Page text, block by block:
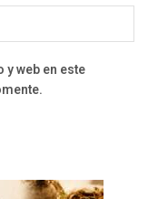
web en este